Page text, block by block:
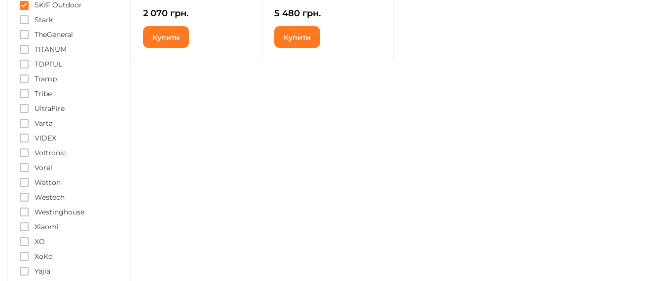
SKIF Outdoor
Stark
TheGeneral
TITANUM
TOPTUL
Tramp
Tribe
UltraFire
Varta
VIDEX
Voltronic
Vorel
Watton
Westech
Westinghouse
Xiaomi
XO
XoKo
Yajia
2 070 грн.
Купити
5 480 грн.
Купити